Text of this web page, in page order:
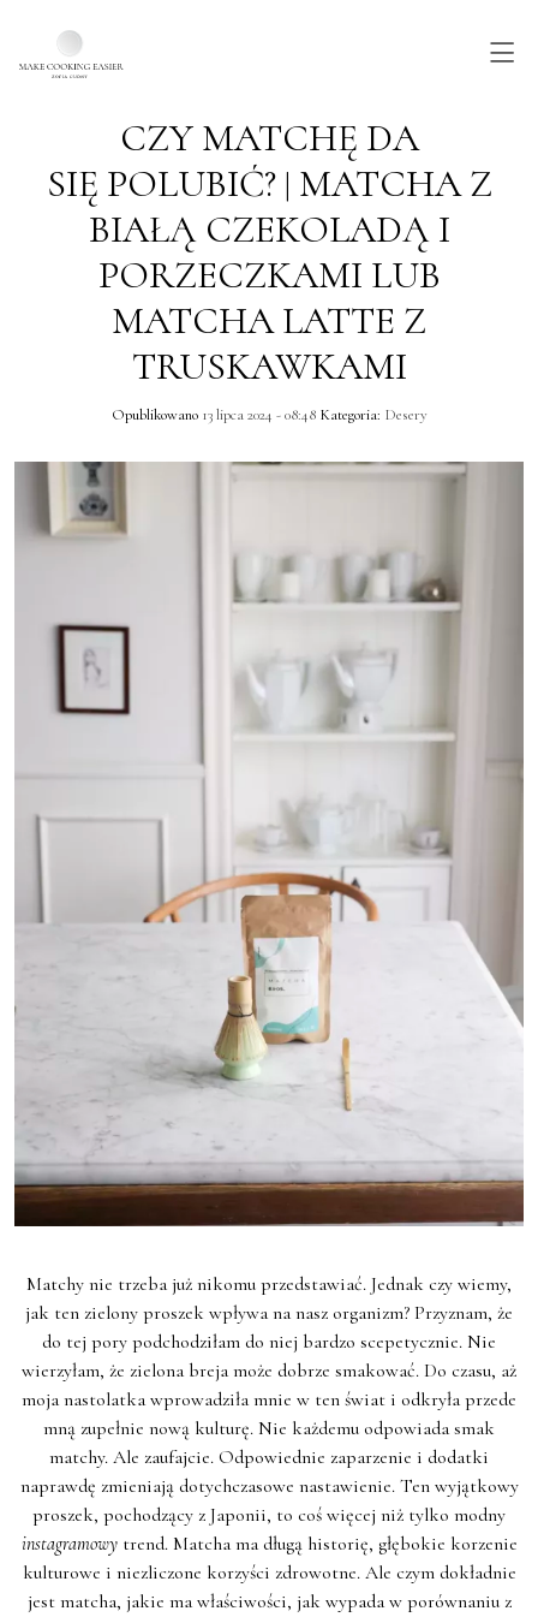
Skip to main contentCZY MATCHĘ DA
SIĘ POLUBIĆ? | MATCHA Z
BIAŁĄ CZEKOLADĄ I
PORZECZKAMI LUB
MATCHA LATTE Z
TRUSKAWKAMI
Opublikowano 13 lipca 2024 - 08:48Kategoria: Desery
Matchy nie trzeba już nikomu przedstawiać. Jednak czy wiemy,
jak ten zielony proszek wpływa na nasz organizm? Przyznam, że
do tej pory podchodziłam do niej bardzo scepetycznie. Nie
wierzyłam, że zielona breja może dobrze smakować. Do czasu, aż
moja nastolatka wprowadziła mnie w ten świat i odkryła przede
mną zupełnie nową kulturę. Nie każdemu odpowiada smak
matchy. Ale zaufajcie. Odpowiednie zaparzenie i dodatki
naprawdę zmieniają dotychczasowe nastawienie. Ten wyjątkowy
proszek, pochodzący z Japonii, to coś więcej niż tylko modny
instagramowytrend. Matcha ma długą historię, głębokie korzenie
kulturowe i niezliczone korzyści zdrowotne. Ale czym dokładnie
jest matcha, jakie ma właściwości, jak wypada w porównaniu z